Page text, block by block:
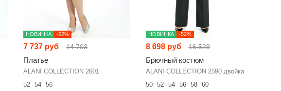
НОВИНКА -52%
7 737 руб 14 703
Платье
ALANI COLLECTION 2601
52
54 56
НОВИНКА -52%
8 698 руб 16 529
Брючный костюм
ALANI COLLECTION 2590 двойка
50
52 54 56 58 60